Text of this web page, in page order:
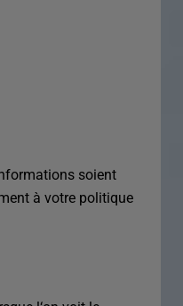
soient
à votre politique